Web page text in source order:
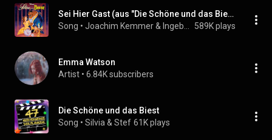
Sei Hier Gast (aus "Die Schöne und das Biest"/Deutscher Film-Soundtrack)
Song • 589K plays
Emma Watson
Artist • 6.84K subscribers
Die Schöne und das Biest
Song • Silvia & Stef 61K plays